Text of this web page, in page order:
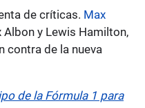
de críticas. Max
Albon y Lewis Hamilton,
contra de la nueva
de la Fórmula 1 para